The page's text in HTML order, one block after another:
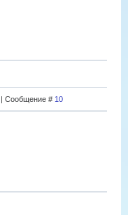
| Сообщение # 10